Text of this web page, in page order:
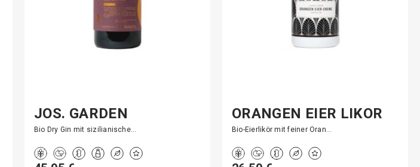
JOS. GARDEN
BLUTORANGE
Bio Dry Gin mit sizilianische…
ORANGEN EIER LIKÖR
Bio-Eierlikör mit feiner Oran…